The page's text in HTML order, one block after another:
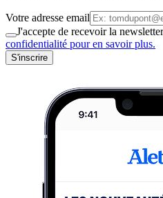
Votre adresse email
J'accepte de recevoir la
confidentialité pour en savoir plus.
S'inscrire